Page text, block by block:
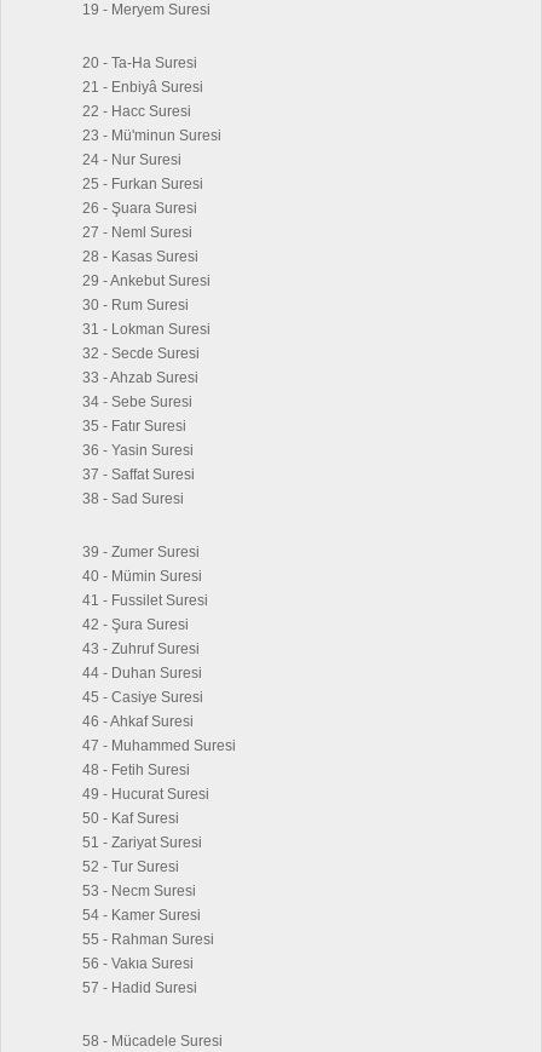
19 - Meryem Suresi
20 - Ta-Ha Suresi
21 - Enbiyâ Suresi
22 - Hacc Suresi
23 - Mü'minun Suresi
24 - Nur Suresi
25 - Furkan Suresi
26 - Şuara Suresi
27 - Neml Suresi
28 - Kasas Suresi
29 - Ankebut Suresi
30 - Rum Suresi
31 - Lokman Suresi
32 - Secde Suresi
33 - Ahzab Suresi
34 - Sebe Suresi
35 - Fatır Suresi
36 - Yasin Suresi
37 - Saffat Suresi
38 - Sad Suresi
39 - Zumer Suresi
40 - Mümin Suresi
41 - Fussilet Suresi
42 - Şura Suresi
43 - Zuhruf Suresi
44 - Duhan Suresi
45 - Casiye Suresi
46 - Ahkaf Suresi
47 - Muhammed Suresi
48 - Fetih Suresi
49 - Hucurat Suresi
50 - Kaf Suresi
51 - Zariyat Suresi
52 - Tur Suresi
53 - Necm Suresi
54 - Kamer Suresi
55 - Rahman Suresi
56 - Vakıa Suresi
57 - Hadid Suresi
58 - Mücadele Suresi